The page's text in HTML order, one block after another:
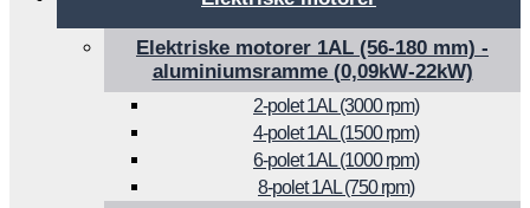
Elektriske motorer 1AL (56-180 mm) -
aluminiumsramme (0,09kW-22kW)
2-polet 1AL (3000 rpm)
4-polet 1AL (1500 rpm)
6-polet 1AL (1000 rpm)
8-polet 1AL (750 rpm)